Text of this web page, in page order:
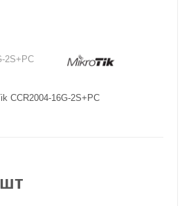
2S+PC
CCR2004-16G-2S+PC